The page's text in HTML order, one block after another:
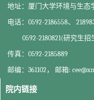
地址：厦门大学环境与生态
电话：0592-2186558、
0592-2180821(研究生招
传真：0592-2185889
邮编：361102， 邮箱:
院内链接